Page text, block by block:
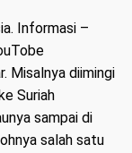
Informasi –
Misalnya diimingi
Suriah
sampai di
salah satu